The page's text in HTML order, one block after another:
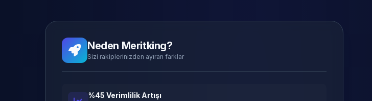
Neden Meritking?
Sizi rakiplerinizden ayıran farklar
%45 Verimlilik Artışı